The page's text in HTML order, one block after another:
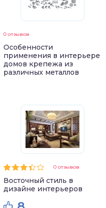
0 отзывов
Особенности
применения в интерьере
домов крепежа из
различных металлов
0 отзывов
Восточный стиль в
дизайне интерьеров